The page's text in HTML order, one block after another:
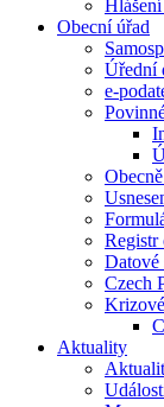
Obecní úřad
Úřední
e-
Registr
Datové
Czech
Aktuality